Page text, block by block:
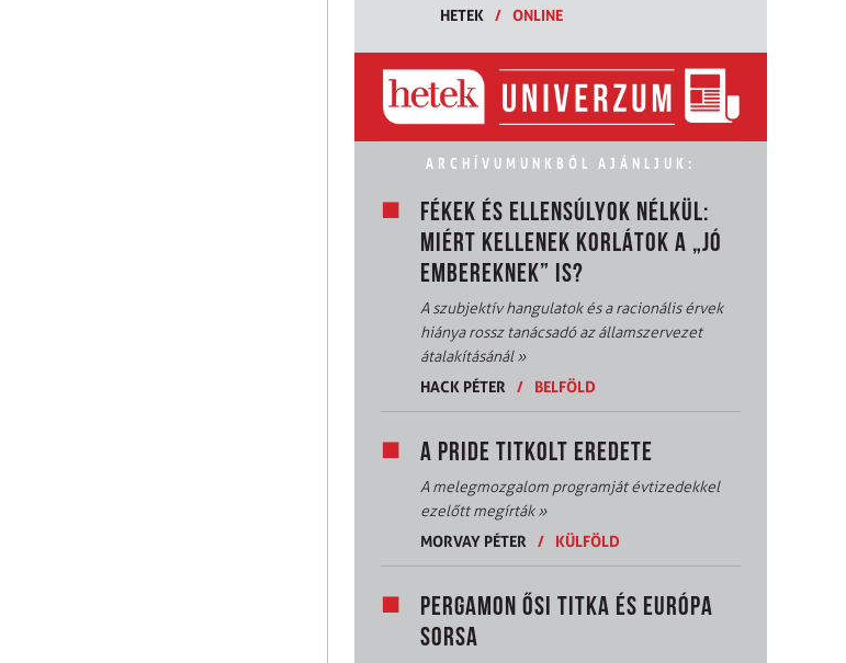
HETEK / ONLINE
ARCHÍVUMUNKBÓL AJÁNLJUK:
FÉKEK ÉS ELLENSÚLYOK NÉLKÜL:
MIÉRT KELLENEK KORLÁTOK A „JÓ
EMBEREKNEK” IS?
A szubjektív hangulatok és a racionális érvek
hiánya rossz tanácsadó az államszervezet
átalakításánál»
HACK PÉTER
/ BELFÖLD
A PRIDE TITKOLT EREDETE
A melegmozgalom programját évtizedekkel
ezelőtt megírták»
MORVAY PÉTER
/ KÜLFÖLD
PERGAMON ŐSI TITKA ÉS EURÓPA
SORSA